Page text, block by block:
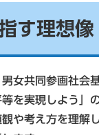
す理想像
女共同参画社会
等を実現しよう」
や考え方を理解